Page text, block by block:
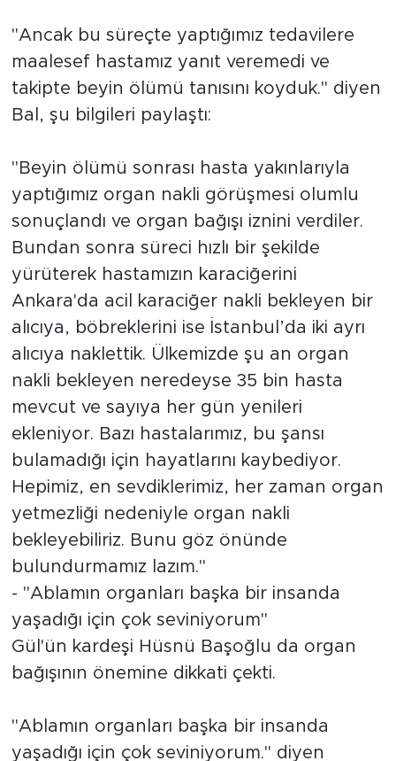
"Ancak bu süreçte yaptığımız tedavilere
maalesef hastamız yanıt veremedi ve
takipte beyin ölümü tanısını koyduk." diyen
Bal, şu bilgileri paylaştı:
"Beyin ölümü sonrası hasta yakınlarıyla
yaptığımız organ nakli görüşmesi olumlu
sonuçlandı ve organ bağışı iznini verdiler.
Bundan sonra süreci hızlı bir şekilde
yürüterek hastamızın karaciğerini
Ankara'da acil karaciğer nakli bekleyen bir
alıcıya, böbreklerini ise İstanbul’da iki ayrı
alıcıya naklettik. Ülkemizde şu an organ
nakli bekleyen neredeyse 35 bin hasta
mevcut ve sayıya her gün yenileri
ekleniyor. Bazı hastalarımız, bu şansı
bulamadığı için hayatlarını kaybediyor.
Hepimiz, en sevdiklerimiz, her zaman organ
yetmezliği nedeniyle organ nakli
bekleyebiliriz. Bunu göz önünde
bulundurmamız lazım."
- "Ablamın organları başka bir insanda
yaşadığı için çok seviniyorum"
Gül'ün kardeşi Hüsnü Başoğlu da organ
bağışının önemine dikkati çekti.
"Ablamın organları başka bir insanda
yaşadığı için çok seviniyorum." diyen